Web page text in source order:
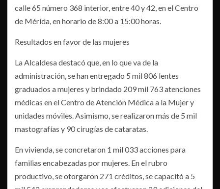
calle 65 número 368 interior, entre 40 y 42, en el Centro
de Mérida, en horario de 8:00 a 15:00 horas.
Resultados en favor de las mujeres
La Alcaldesa destacó que, en lo que va de la
administración, se han entregado 5 mil 806 lentes
graduados a mujeres y brindado 209 mil 763 atenciones
médicas en el Centro de Atención Médica a la Mujer y
unidades móviles. Asimismo, se realizaron más de 5 mil
mastografías y 90 cirugías de cataratas.
En vivienda, se concretaron 1 mil 033 acciones para
familias encabezadas por mujeres. En el rubro
productivo, se otorgaron 271 créditos, se capacitó a 5